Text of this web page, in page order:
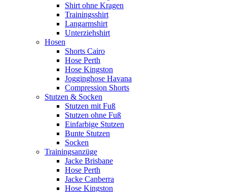
Shirt ohne Kragen
Trainingsshirt
Langarmshirt
Unterziehshirt
Hosen
Shorts Cairo
Hose Perth
Hose Kingston
Jogginghose Havana
Compression Shorts
Stutzen & Socken
Stutzen mit Fuß
Stutzen ohne Fuß
Einfarbige Stutzen
Bunte Stutzen
Socken
Trainingsanzüge
Jacke Brisbane
Hose Perth
Jacke Canberra
Hose Kingston